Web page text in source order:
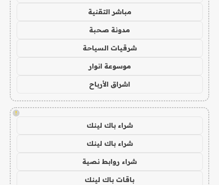
مباشر التقنية
مدونة صحبة
شرقيات السياحة
موسوعة انوار
اشراق الأرباح
!
شراء باك لينك
شراء باك لينك
شراء روابط نصية
باقات باك لينك